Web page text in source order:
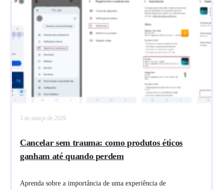
3 de março de 2026
Cancelar sem trauma: como produtos éticos
ganham até quando perdem
Aprenda sobre a importância de uma experiência de